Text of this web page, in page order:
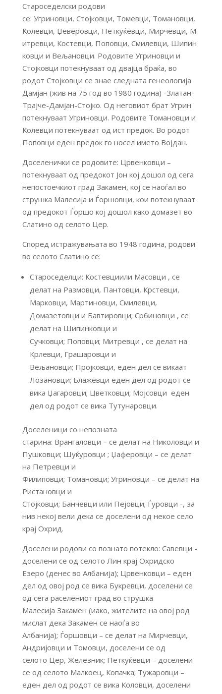
Староседелски родови
се: Угриновци, Стојковци, Томевци, Томановци,
Колевци, Џеверовци, Петкуќевци, Мирчевци, М
итревци, Костевци, Поповци, Смилевци, Шипин
ковци и Вељановци. Родовите Угриновци и
Стојковци потекнуваат од двајца браќа, во
родот Стојковци се знае следната генеологија
Дамјан (жив на 75 год во 1980 година) -Златан-
Трајче-Дамјан-Стојко. Од неговиот брат Угрин
потекнуваат Угриновци. Родовите Томановци и
Колевци потекнуваат од ист предок. Во родот
Поповци еден предок го носел името Војдан.
Доселенички се родовите: Црвенковци –
потекнуваат од предокот Јон кој дошол од сега
непостоечкиот град Закамен, кој се наоѓал во
струшка Малесија и Ѓоршовци, кои потекнуваат
од предокот Ѓоршо кој дошол како домазет во
Слатино од селото Цер.
Според истражувањата во 1948 година, родови
во селото Слатино се:
Староседелци: Костевциили Масовци , се
делат на Размовци, Пантовци, Крстевци,
Марковци, Мартиновци, Смилевци,
Домазетовци и Бавтировци; Србиновци , се
делат на Шипинковци и
Сучковци; Поповци; Митревци , се делат на
Крлевци, Грашаровци и
Вељановци; Пројковци, еден дел се викаат
Лозановци; Блажевци еден дел од родот се
вика Џагаровци; Цветковци; Мојсовци еден
дел од родот се вика Тутунаровци.
Доселеници со непозната
старина: Врангаловци – се делат на Николовци и
Пушковци; Шуќуровци ; Џаферовци – се делат
на Петревци и
Филиповци; Томановци; Угриновци – се делат на
Ристановци и
Стојковци; Банчевци или Пејовци; Ѓуровци -, за
нив некој вели дека се доселени од некое село
крај Охрид.
Доселени родови со познато потекло: Савевци -
доселени се од селото Лин крај Охридско
Езеро (денес во Албанија); Црвенковци – еден
дел од овој род се вика Букревци, доселени се
од сега раселениот град во струшка
Малесија Закамен (иако, жителите на овој род
мислат дека Закамен се наоѓа во
Албанија); Ѓоршовци – се делат на Мирчевци,
Андријовци и Томовци, доселени се од
селото Цер, Железник; Петкуќевци – доселени
се од селото Малкоец, Копачка; Тужаровци –
еден дел од родот се вика Коловци, доселени